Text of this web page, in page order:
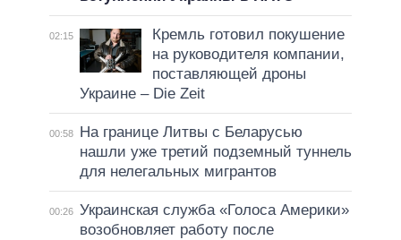
02:15
Кремль готовил покушение
на руководителя компании,
поставляющей дроны
Украине – Die Zeit
00:58
На границе Литвы с Беларусью
нашли уже третий подземный туннель
для нелегальных мигрантов
00:26 Украинская служба «Голоса Америки»
возобновляет работу после